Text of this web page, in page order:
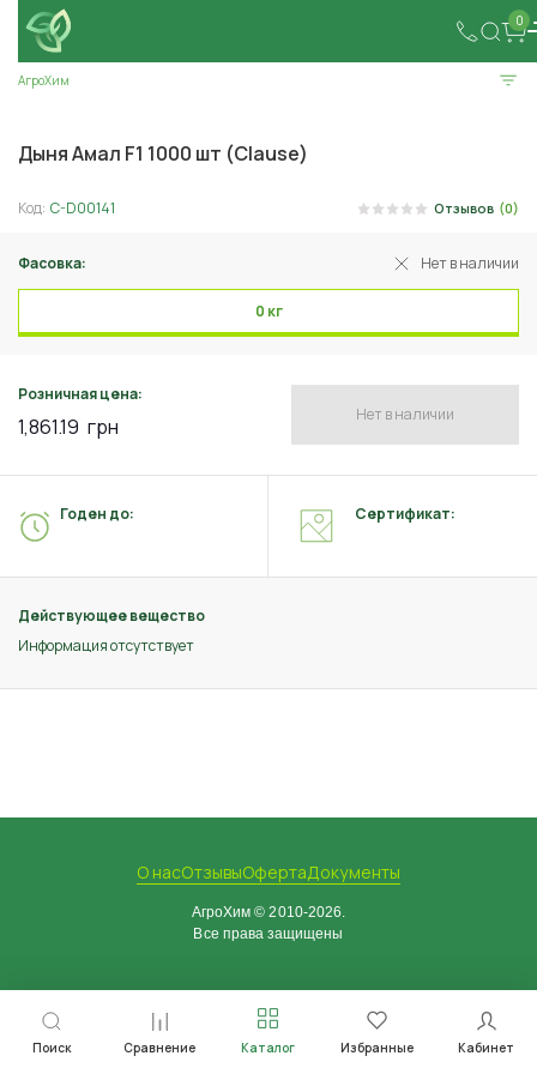
0
Поиск Сравнение Каталог Избранные Кабинет
АгроХим
Дыня Амал F1 1000 шт (Clause)
Код: C-D00141 Отзывов (0)
Фасовка: Нет в наличии
0 кг
Розничная цена:
1,861.19 грн Нет в наличии
Действующее вещество
Информация отсутствует
Годен до: Сертификат:
О насОтзывыОфертаДокументы
АгроХим © 2010-2026.
Все права защищены